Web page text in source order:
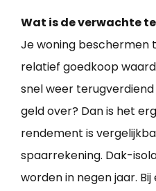
Wat is de verwachte
Je woning beschermen
relatief goedkoop
snel weer
geld over? Dan is het
rendement is
spaarrekening. Dak-
worden in negen jaar.